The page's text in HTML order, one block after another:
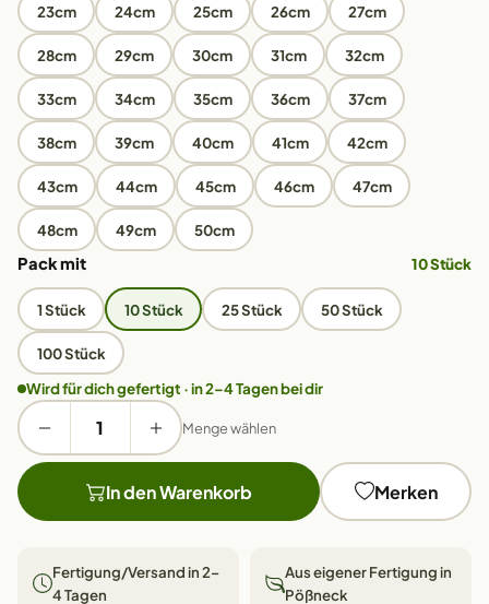
23cm 24cm 25cm 26cm 27cm
28cm 29cm 30cm 31cm 32cm
33cm 34cm 35cm 36cm 37cm
38cm 39cm 40cm 41cm 42cm
43cm 44cm 45cm 46cm 47cm
48cm 49cm 50cm
Pack mit 10 Stück
1 Stück 10 Stück 25 Stück 50 Stück
100 Stück
Wird für dich gefertigt · in 2–4 Tagen bei dir
Menge wählen
In den Warenkorb Merken
Fertigung/Versand in 2–
4 Tagen
Aus eigener Fertigung in
Pößneck